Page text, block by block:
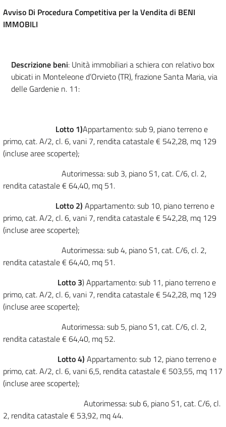
Avviso Di Procedura Competitiva per la Vendita di BENI
IMMOBILI
Descrizione beni: Unità immobiliari a schiera con relativo box
ubicati in Monteleone d’Orvieto (TR), frazione Santa Maria, via
delle Gardenie n. 11:
Lotto 1)Appartamento: sub 9, piano terreno e
primo, cat. A/2, cl. 6, vani 7, rendita catastale € 542,28, mq 129
(incluse aree scoperte);
Autorimessa: sub 3, piano S1, cat. C/6, cl. 2,
rendita catastale € 64,40, mq 51.
Lotto 2) Appartamento: sub 10, piano terreno e
primo, cat. A/2, cl. 6, vani 7, rendita catastale € 542,28, mq 129
(incluse aree scoperte);
Autorimessa: sub 4, piano S1, cat. C/6, cl. 2,
rendita catastale € 64,40, mq 51.
Lotto 3) Appartamento: sub 11, piano terreno e
primo, cat. A/2, cl. 6, vani 7, rendita catastale € 542,28, mq 129
(incluse aree scoperte);
Autorimessa: sub 5, piano S1, cat. C/6, cl. 2,
rendita catastale € 64,40, mq 52.
Lotto 4) Appartamento: sub 12, piano terreno e
primo, cat. A/2, cl. 6, vani 6,5, rendita catastale € 503,55, mq 117
(incluse aree scoperte);
Autorimessa: sub 6, piano S1, cat. C/6, cl.
2, rendita catastale € 53,92, mq 44.